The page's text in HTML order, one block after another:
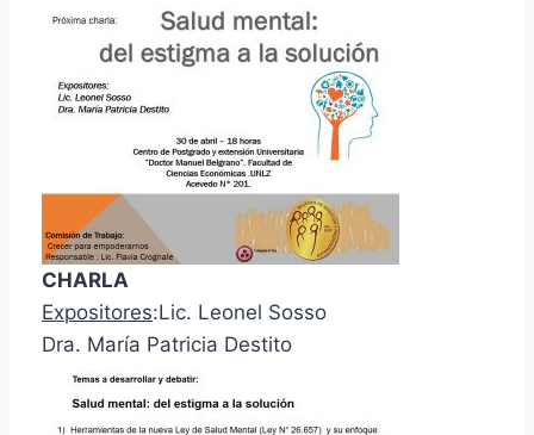
CHARLA
Expositores:Lic. Leonel Sosso
Dra. María Patricia Destito